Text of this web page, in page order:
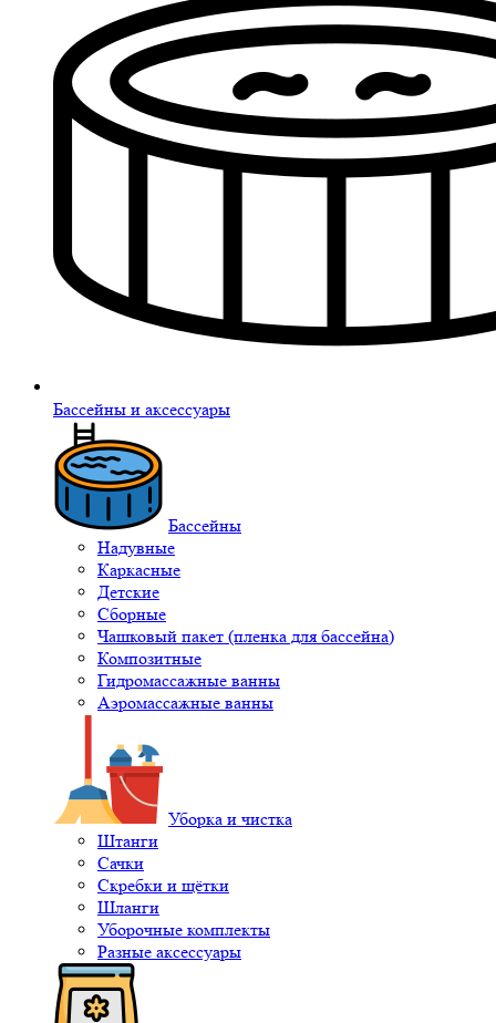
Бассейны и аксессуары
Бассейны
Надувные
Каркасные
Детские
Сборные
Чашковый пакет (пленка для бассейна)
Композитные
Гидромассажные ванны
Аэромассажные ванны
Уборка и чистка
Штанги
Сачки
Скребки и щётки
Шланги
Уборочные комплекты
Разные аксессуары